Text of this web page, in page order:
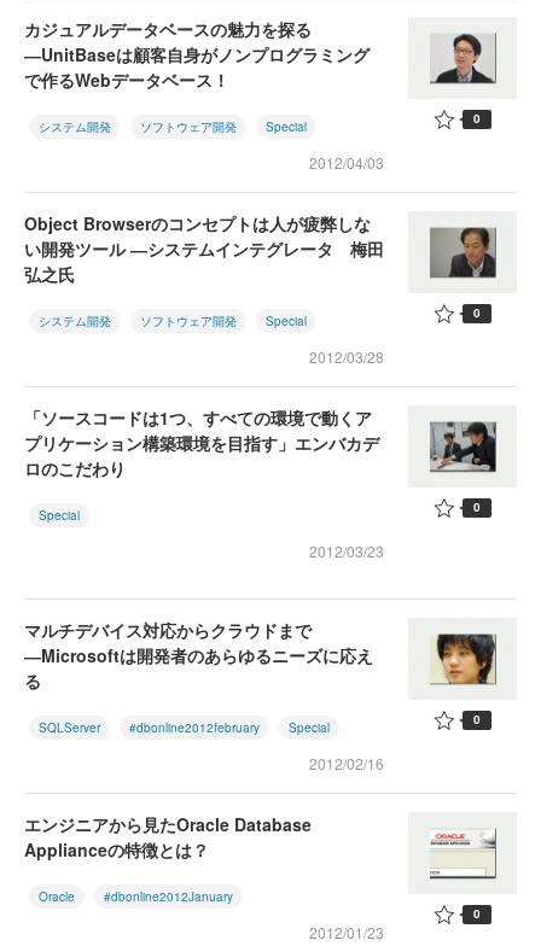
カジュアルデータベースの魅力を探る
―UnitBaseは顧客自身がノンプログラミング
で作るWebデータベース！
システム開発 ソフトウェア開発 Special
2012/04/03
0
Object Browserのコンセプトは人が疲弊しな
い開発ツール ―システムインテグレータ 梅田
弘之氏
システム開発 ソフトウェア開発 Special
2012/03/28
0
「ソースコードは1つ、すべての環境で動くア
プリケーション構築環境を目指す」エンバカデ
ロのこだわり
Special
2012/03/23
0
マルチデバイス対応からクラウドまで
―Microsoftは開発者のあらゆるニーズに応え
る
SQLServer #dbonline2012february Special
2012/02/16
0
エンジニアから見たOracle Database
Applianceの特徴とは？
Oracle #dbonline2012January
2012/01/23
0